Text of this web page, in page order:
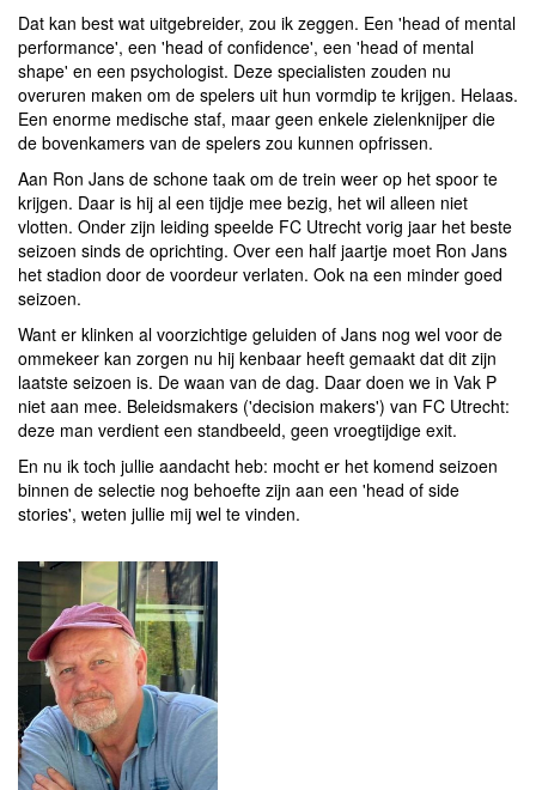
Dat kan best wat uitgebreider, zou ik zeggen. Een 'head of mental
performance', een 'head of confidence', een 'head of mental
shape' en een psychologist. Deze specialisten zouden nu
overuren maken om de spelers uit hun vormdip te krijgen. Helaas.
Een enorme medische staf, maar geen enkele zielenknijper die
de bovenkamers van de spelers zou kunnen opfrissen.
Aan Ron Jans de schone taak om de trein weer op het spoor te
krijgen. Daar is hij al een tijdje mee bezig, het wil alleen niet
vlotten. Onder zijn leiding speelde FC Utrecht vorig jaar het beste
seizoen sinds de oprichting. Over een half jaartje moet Ron Jans
het stadion door de voordeur verlaten. Ook na een minder goed
seizoen.
Want er klinken al voorzichtige geluiden of Jans nog wel voor de
ommekeer kan zorgen nu hij kenbaar heeft gemaakt dat dit zijn
laatste seizoen is. De waan van de dag. Daar doen we in Vak P
niet aan mee. Beleidsmakers ('decision makers') van FC Utrecht:
deze man verdient een standbeeld, geen vroegtijdige exit.
En nu ik toch jullie aandacht heb: mocht er het komend seizoen
binnen de selectie nog behoefte zijn aan een 'head of side
stories', weten jullie mij wel te vinden.